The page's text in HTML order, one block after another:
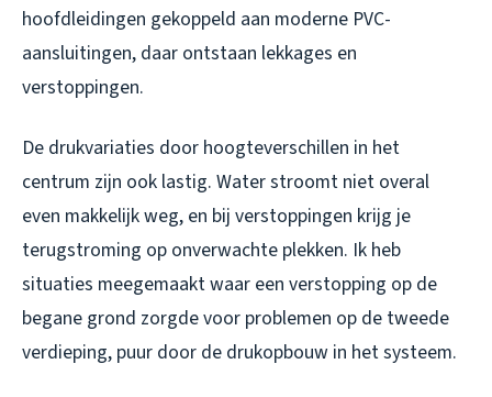
hoofdleidingen gekoppeld aan moderne PVC-
aansluitingen, daar ontstaan lekkages en
verstoppingen.
De drukvariaties door hoogteverschillen in het
centrum zijn ook lastig. Water stroomt niet overal
even makkelijk weg, en bij verstoppingen krijg je
terugstroming op onverwachte plekken. Ik heb
situaties meegemaakt waar een verstopping op de
begane grond zorgde voor problemen op de tweede
verdieping, puur door de drukopbouw in het systeem.